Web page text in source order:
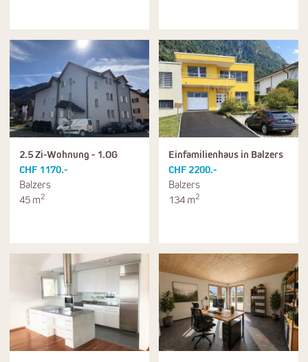
2.5 Zi-Wohnung - 1.OG
CHF 1170.-
Balzers
45 m2
Einfamilienhaus in Balzers
CHF 2200.-
Balzers
134 m2